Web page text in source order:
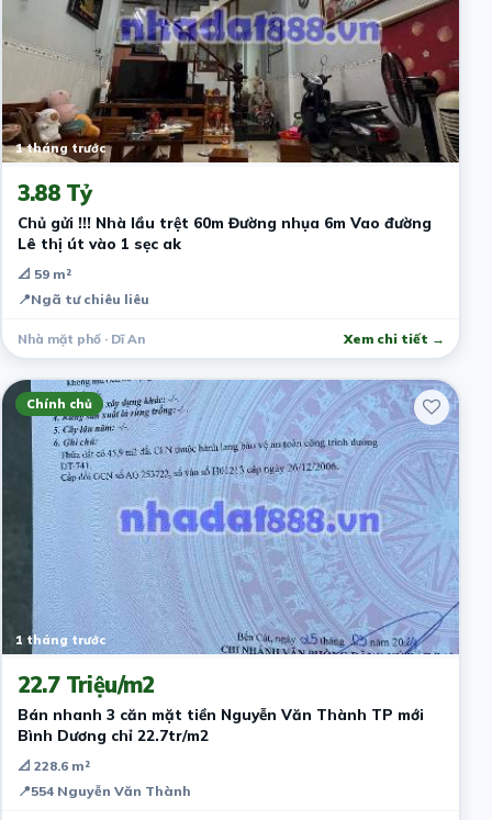
1 tháng trước
3.88 Tỷ
Chủ gửi !!! Nhà lầu trệt 60m Đường nhụa 6m Vao đường
Lê thị út vào 1 sẹc ak
📐 59 m²
📍Ngã tư chiêu liêu
Nhà mặt phố · Dĩ An Xem chi tiết →
Chính chủ
1 tháng trước
22.7 Triệu/m2
Bán nhanh 3 căn mặt tiền Nguyễn Văn Thành TP mới
Bình Dương chỉ 22.7tr/m2
📐 228.6 m²
📍554 Nguyễn Văn Thành